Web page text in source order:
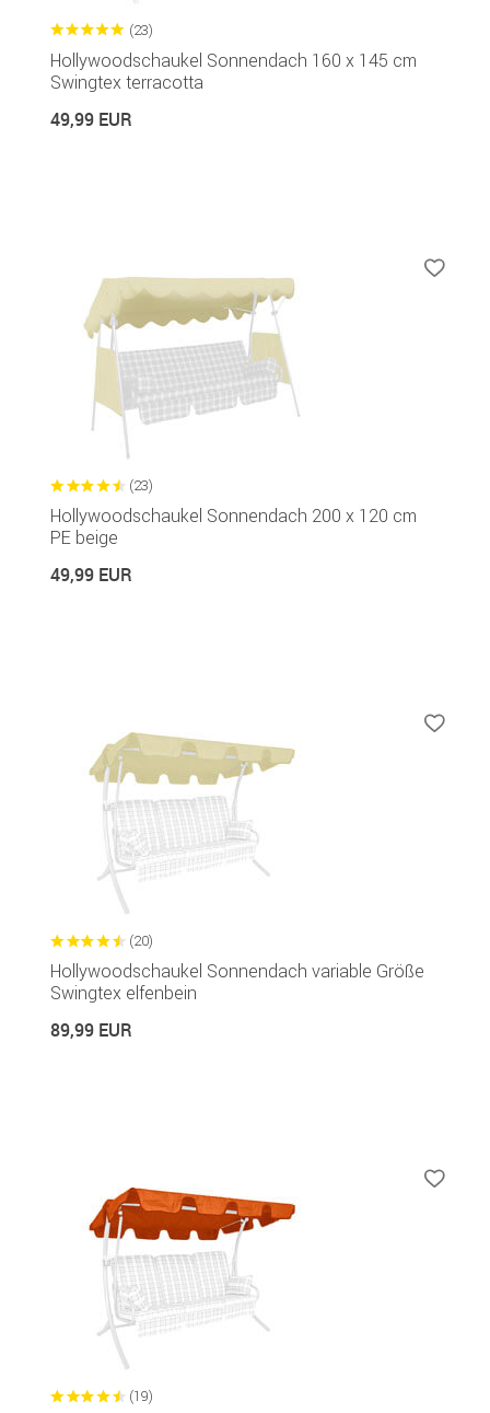
(23)
Hollywoodschaukel Sonnendach 160 x 145 cm
Swingtex terracotta
49,99 EUR
(23)
Hollywoodschaukel Sonnendach 200 x 120 cm
PE beige
49,99 EUR
(20)
Hollywoodschaukel Sonnendach variable Größe
Swingtex elfenbein
89,99 EUR
(19)